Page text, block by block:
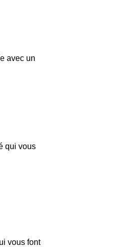
avec un
qui vous
vous font